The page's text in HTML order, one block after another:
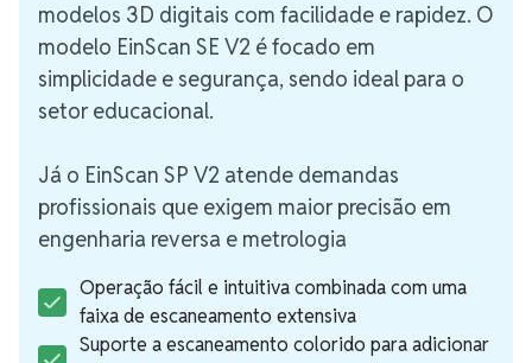
modelos 3D digitais com facilidade e rapidez. O
modelo EinScan SE V2 é focado em
simplicidade e segurança, sendo ideal para o
setor educacional.
Já o EinScan SP V2 atende demandas
profissionais que exigem maior precisão em
engenharia reversa e metrologia
Operação fácil e intuitiva combinada com uma
faixa de escaneamento extensiva
Suporte a escaneamento colorido para adicionar